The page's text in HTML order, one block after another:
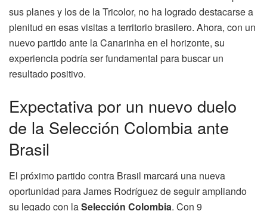
sus planes y los de la Tricolor, no ha logrado destacarse a
plenitud en esas visitas a territorio brasilero. Ahora, con un
nuevo partido ante la Canarinha en el horizonte, su
experiencia podría ser fundamental para buscar un
resultado positivo.
Expectativa por un nuevo duelo
de la Selección Colombia ante
Brasil
El próximo partido contra Brasil marcará una nueva
oportunidad para James Rodríguez de seguir ampliando
su legado con laSelección Colombia. Con 9